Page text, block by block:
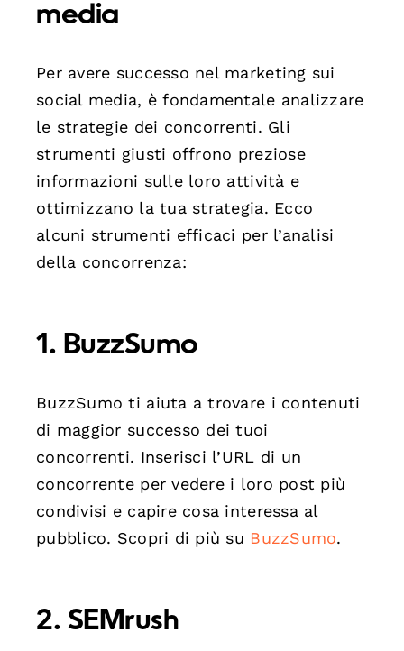
media
Per avere successo nel marketing sui
social media, è fondamentale analizzare
le strategie dei concorrenti. Gli
strumenti giusti offrono preziose
informazioni sulle loro attività e
ottimizzano la tua strategia. Ecco
alcuni strumenti efficaci per l’analisi
della concorrenza:
1. BuzzSumo
BuzzSumo ti aiuta a trovare i contenuti
di maggior successo dei tuoi
concorrenti. Inserisci l’URL di un
concorrente per vedere i loro post più
condivisi e capire cosa interessa al
pubblico. Scopri di più su BuzzSumo.
2. SEMrush